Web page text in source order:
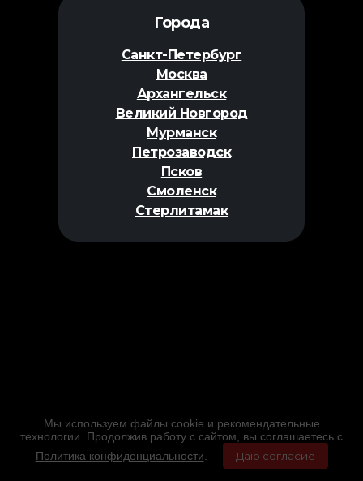
Города
Санкт-Петербург
Москва
Архангельск
Великий Новгород
Мурманск
Петрозаводск
Псков
Смоленск
Стерлитамак
Мы используем файлы cookie и рекомендательные
технологии. Продолжив работу с сайтом, вы соглашаетесь с
Политика конфиденциальности
Даю согласие